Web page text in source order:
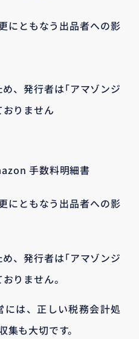
、発行者は｢アマゾンジ
おりません
手数料明細書
、発行者は｢アマゾンジ
りません。
には、正しい税務会計処
も大切です。